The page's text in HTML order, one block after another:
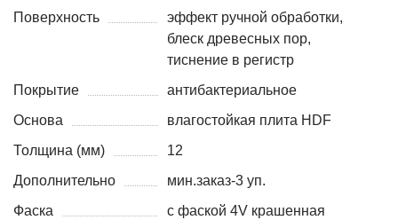
Поверхность
эффект ручной обработки,
блеск древесных пор,
тиснение в регистр
Покрытие
антибактериальное
Основа
влагостойкая плита HDF
Толщина (мм)
12
Дополнительно
мин.заказ-3 уп.
Фаска
с фаской 4V крашенная